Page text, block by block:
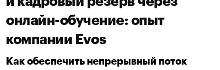
отклонялись, а точки компании на карте
оставались неподтверждёнными. Однако нам
используя собственную методику работы с
зарубежными сервисами. Этот метод,